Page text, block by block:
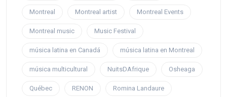
Montreal Montreal artist Montreal Events
Montreal music Music Festival
música latina en Canadá música latina en Montreal
música multicultural NuitsDAfrique Osheaga
Québec RENON Romina Landaure